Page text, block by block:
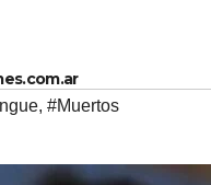
, #Muertos